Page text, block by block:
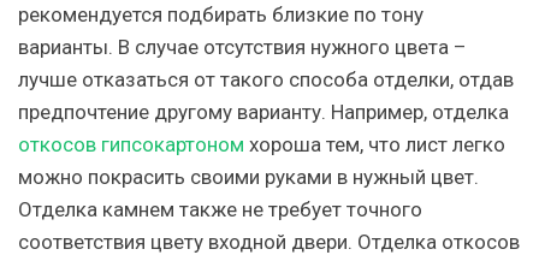
рекомендуется подбирать близкие по тону
варианты. В случае отсутствия нужного цвета –
лучше отказаться от такого способа отделки, отдав
предпочтение другому варианту. Например, отделка
откосов гипсокартоном хороша тем, что лист легко
можно покрасить своими руками в нужный цвет.
Отделка камнем также не требует точного
соответствия цвету входной двери. Отделка откосов